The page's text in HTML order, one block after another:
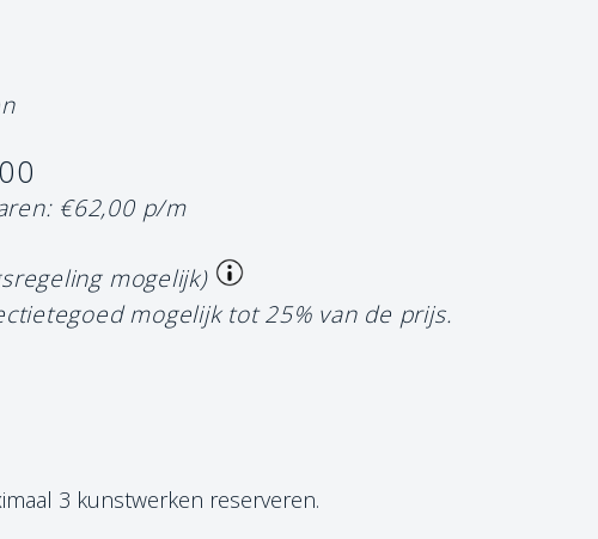
€62,00 p/m
mogelijk)
mogelijk tot 25% van de prijs.
3 kunstwerken reserveren.